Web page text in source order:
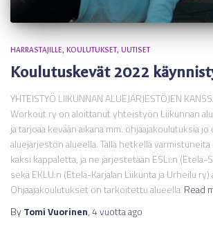
HARRASTAJILLE KOULUTUKSET UUTISET
Koulutuskevät 2022
YHTEISTYÖ LIIKUNNAN ALUEJÄRJESTÖJEN
Workout ry on aloittanut yhteistyön Liikunnan
ja tarjoaa kevään aikana mm. ohjaajakoulutuksia jo
aluejärjestön alueella. Tällä hetkellä
kaksi kappaletta, ja ne järjestetään ESLi:n (Etelä-
sekä EKLU:n (Etelä-Karjalan Liikunta ja Urheilu ry)
Ohjaajakoulutukset on tarkoitettu alueella Read
ByTomi Vuorinen,4 vuottaago